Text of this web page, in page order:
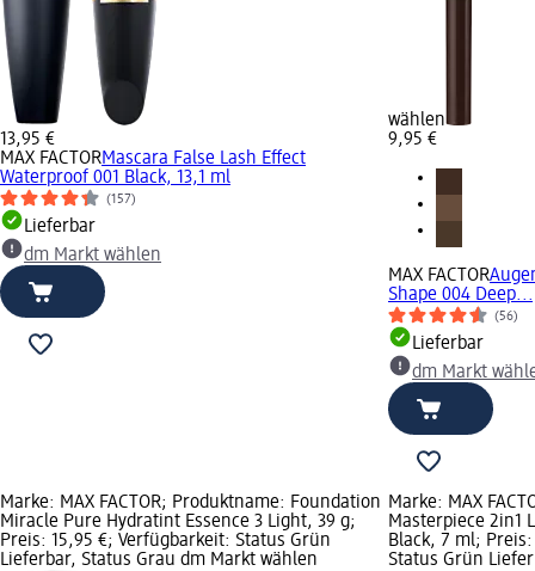
13,95 €
MAX FACTORMascara False Lash Effect
Waterproof 001 Black, 13,1 ml
(157)
Lieferbar
dm Markt wählen
wählen
9,95 €
MAX FACTOR
Shape 004
(56)
Lieferbar
dm Markt
Marke: MAX FACTOR; Produktname: Foundation
Miracle Pure Hydratint Essence 3 Light, 39 g;
Preis: 15,95 €; Verfügbarkeit: Status Grün
Lieferbar, Status Grau dm Markt wählen
Marke: MAX
Masterpiece 2in1
Black, 7 ml;
Status Grün